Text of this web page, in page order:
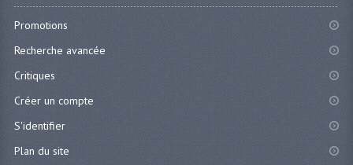
Promotions
Recherche avancée
Critiques
Créer un compte
S'identifier
Plan du site